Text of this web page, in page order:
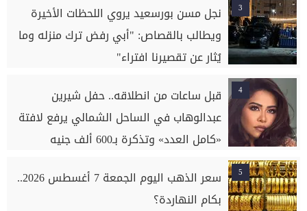
3
نجل مسن بورسعيد يروي اللحظات الأخيرة
ويطالب بالقصاص: "أبي رفض ترك منزله وما
يُثار عن تقصيرنا افتراء"
4
قبل ساعات من انطلاقه.. حفل شيرين
عبدالوهاب في الساحل الشمالي يرفع لافتة
«كامل العدد» وتذكرة بـ600 ألف جنيه
5
سعر الذهب اليوم الجمعة 7 أغسطس 2026..
بكام النهاردة؟